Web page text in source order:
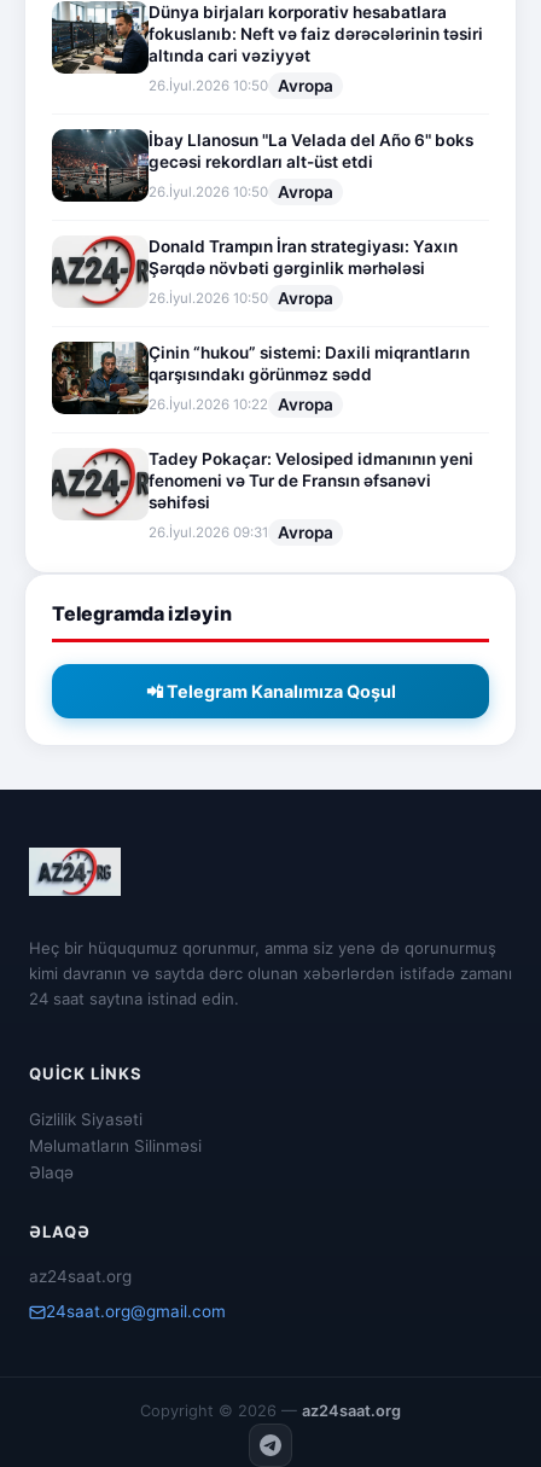
Dünya birjaları korporativ hesabatlara
fokuslanıb: Neft və faiz dərəcələrinin təsiri
altında cari vəziyyət
26.İyul.2026 10:50 Avropa
İbay Llanosun "La Velada del Año 6" boks
gecəsi rekordları alt-üst etdi
26.İyul.2026 10:50 Avropa
Donald Trampın İran strategiyası: Yaxın
Şərqdə növbəti gərginlik mərhələsi
26.İyul.2026 10:50 Avropa
Çinin “hukou” sistemi: Daxili miqrantların
qarşısındakı görünməz sədd
26.İyul.2026 10:22 Avropa
Tadey Pokaçar: Velosiped idmanının yeni
fenomeni və Tur de Fransın əfsanəvi
səhifəsi
26.İyul.2026 09:31 Avropa
Telegramda izləyin
📲 Telegram Kanalımıza Qoşul
Heç bir hüququmuz qorunmur, amma siz yenə də qorunurmuş
kimi davranın və saytda dərc olunan xəbərlərdən istifadə zamanı
24 saat saytına istinad edin.
QUICK LINKS
Gizlilik Siyasəti
Məlumatların Silinməsi
Əlaqə
ƏLAQƏ
az24saat.org
24saat.org@gmail.com
Copyright © 2026 — az24saat.org